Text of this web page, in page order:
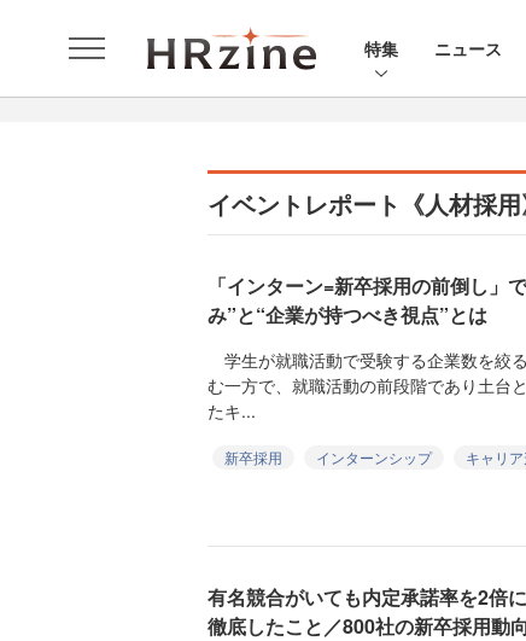
特集 ニュース
イベントレポート《人材採
「インターン=新卒採用の前倒し」
み”と“企業が持つべき視点”とは
学生が就職活動で受験する企業数を絞
む一方で、就職活動の前段階であり土台
たキ...
新卒採用 インターンシップ
キャリ
有名競合がいても内定承諾率を2倍
徹底したこと／800社の新卒採用動